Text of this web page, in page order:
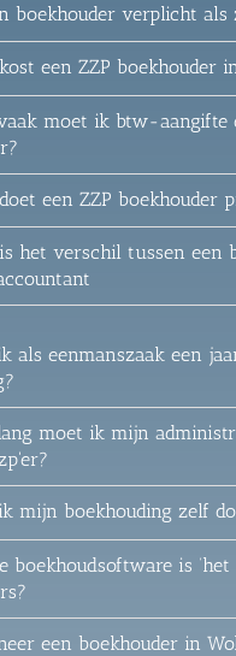
boekhouder verplicht als
een ZZP boekhouder
moet ik btw-aangifte
een ZZP boekhouder
het verschil tussen een
als eenmanszaak een
moet ik mijn
mijn boekhouding zelf
boekhoudsoftware is ‘het
een boekhouder in